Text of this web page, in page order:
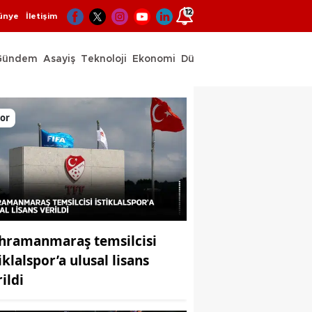
İletişim 12
Asayiş Teknoloji Ekonomi Dünya
temsilcisi
ulusal lisans